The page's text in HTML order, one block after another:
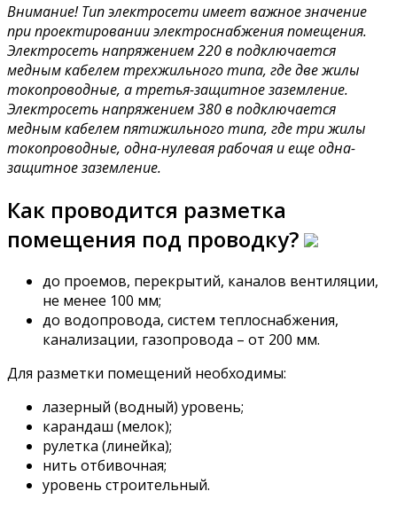
Внимание! Тип электросети имеет важное значение
при проектировании электроснабжения помещения.
Электросеть напряжением 220 в подключается
медным кабелем трехжильного типа, где две жилы
токопроводные, а третья-защитное заземление.
Электросеть напряжением 380 в подключается
медным кабелем пятижильного типа, где три жилы
токопроводные, одна-нулевая рабочая и еще одна-
защитное заземление.
Как проводится разметка
помещения под проводку?
до проемов, перекрытий, каналов вентиляции,
не менее 100 мм;
до водопровода, систем теплоснабжения,
канализации, газопровода – от 200 мм.
Для разметки помещений необходимы:
лазерный (водный) уровень;
карандаш (мелок);
рулетка (линейка);
нить отбивочная;
уровень строительный.